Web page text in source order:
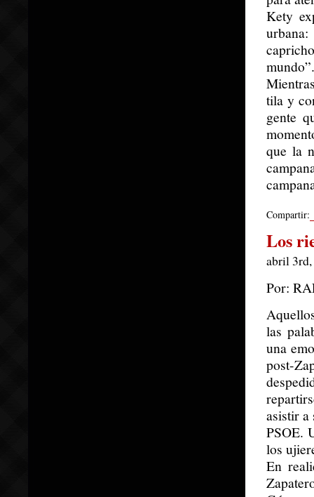
Kety
tila y
gente
que la
Compartir:
Los
abril
Por:
las
una
post-
asistir a
PSOE.
los
En